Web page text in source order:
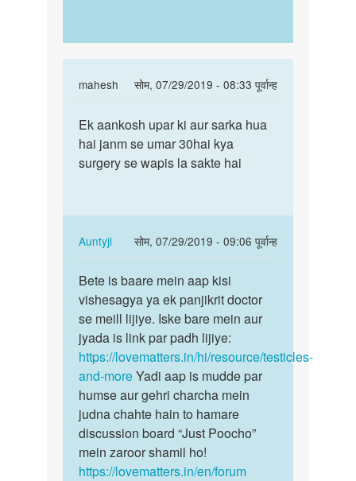
mahesh
सोम, 07/29/2019 - 08:33 पूर्वान्ह
to
Agar
ek
ki
tarf…
by
saroj
kumar
Ek
aankosh
upar
sarka…
Ek aankosh upar ki aur sarka hua
hai janm se umar 30hai kya
surgery se wapis la sakte hai
Auntyji
सोम, 07/29/2019 - 09:06 पूर्वान्ह
In
reply
to
Ek
aankosh
upar
ki
aur
sarka…
by
mahesh
Bete
is
baare
mein
aap
kisi…
Bete is baare mein aap kisi
vishesagya ya ek panjikrit doctor
se meill lijiye. Iske bare mein aur
jyada is link par padh lijiye:
https://lovematters.in/hi/resource/testicles-
and-moreYadi aap is mudde par
humse aur gehri charcha mein
judna chahte hain to hamare
discussion board “Just Poocho”
mein zaroor shamil ho!
https://lovematters.in/en/forum